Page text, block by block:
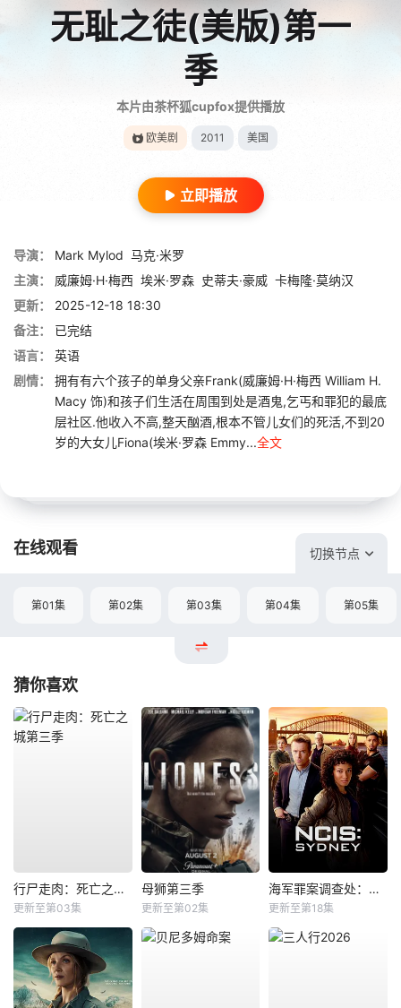
无耻之徒(美版)第一
季
本片由茶杯狐cupfox提供播放
欧美剧 2011 美国
立即播放
导演： Mark Mylod 马克·米罗
主演：
威廉姆·H·梅西 埃米·罗森 史蒂夫·豪威 卡梅隆·莫纳汉
更新：
2025-12-18 18:30
备注：
已完结
语言：
英语
剧情：
拥有有六个孩子的单身父亲Frank(威廉姆·H·梅西 William H.
Macy 饰)和孩子们生活在周围到处是酒鬼,乞丐和罪犯的最底
层社区.他收入不高,整天酗酒,根本不管儿女们的死活,不到20
岁的大女儿Fiona(埃米·罗森 Emmy...全文
在线观看 切换节点
第01集 第02集 第03集 第04集 第05集
猜你喜欢
行尸走肉：死亡之城第三季
更新至第03集
母狮第三季
更新至第02集
海军罪案调查处：悉尼第三季
更新至第18集